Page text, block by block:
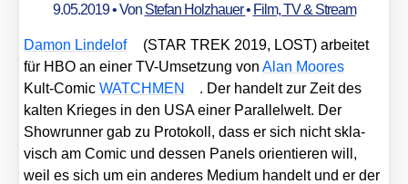
9.05.2019• Von Stefan Holzhauer• Film, TV & Stream
Damon Linde­l­of
(STAR TREK 2019, LOST) arbei­tet
für HBO an einer TV-Umset­zung vonAlan Moo­res
Kult-ComicWATCHMEN
. Der han­delt zur Zeit des
kal­ten Krie­ges in den USA einer Par­al­lel­welt. Der
Show­run­ner gab zu Pro­to­koll, dass er sich nicht skla­
visch am Comic und des­sen Panels ori­en­tie­ren will,
weil es sich um ein ande­res Medi­um han­delt und er der